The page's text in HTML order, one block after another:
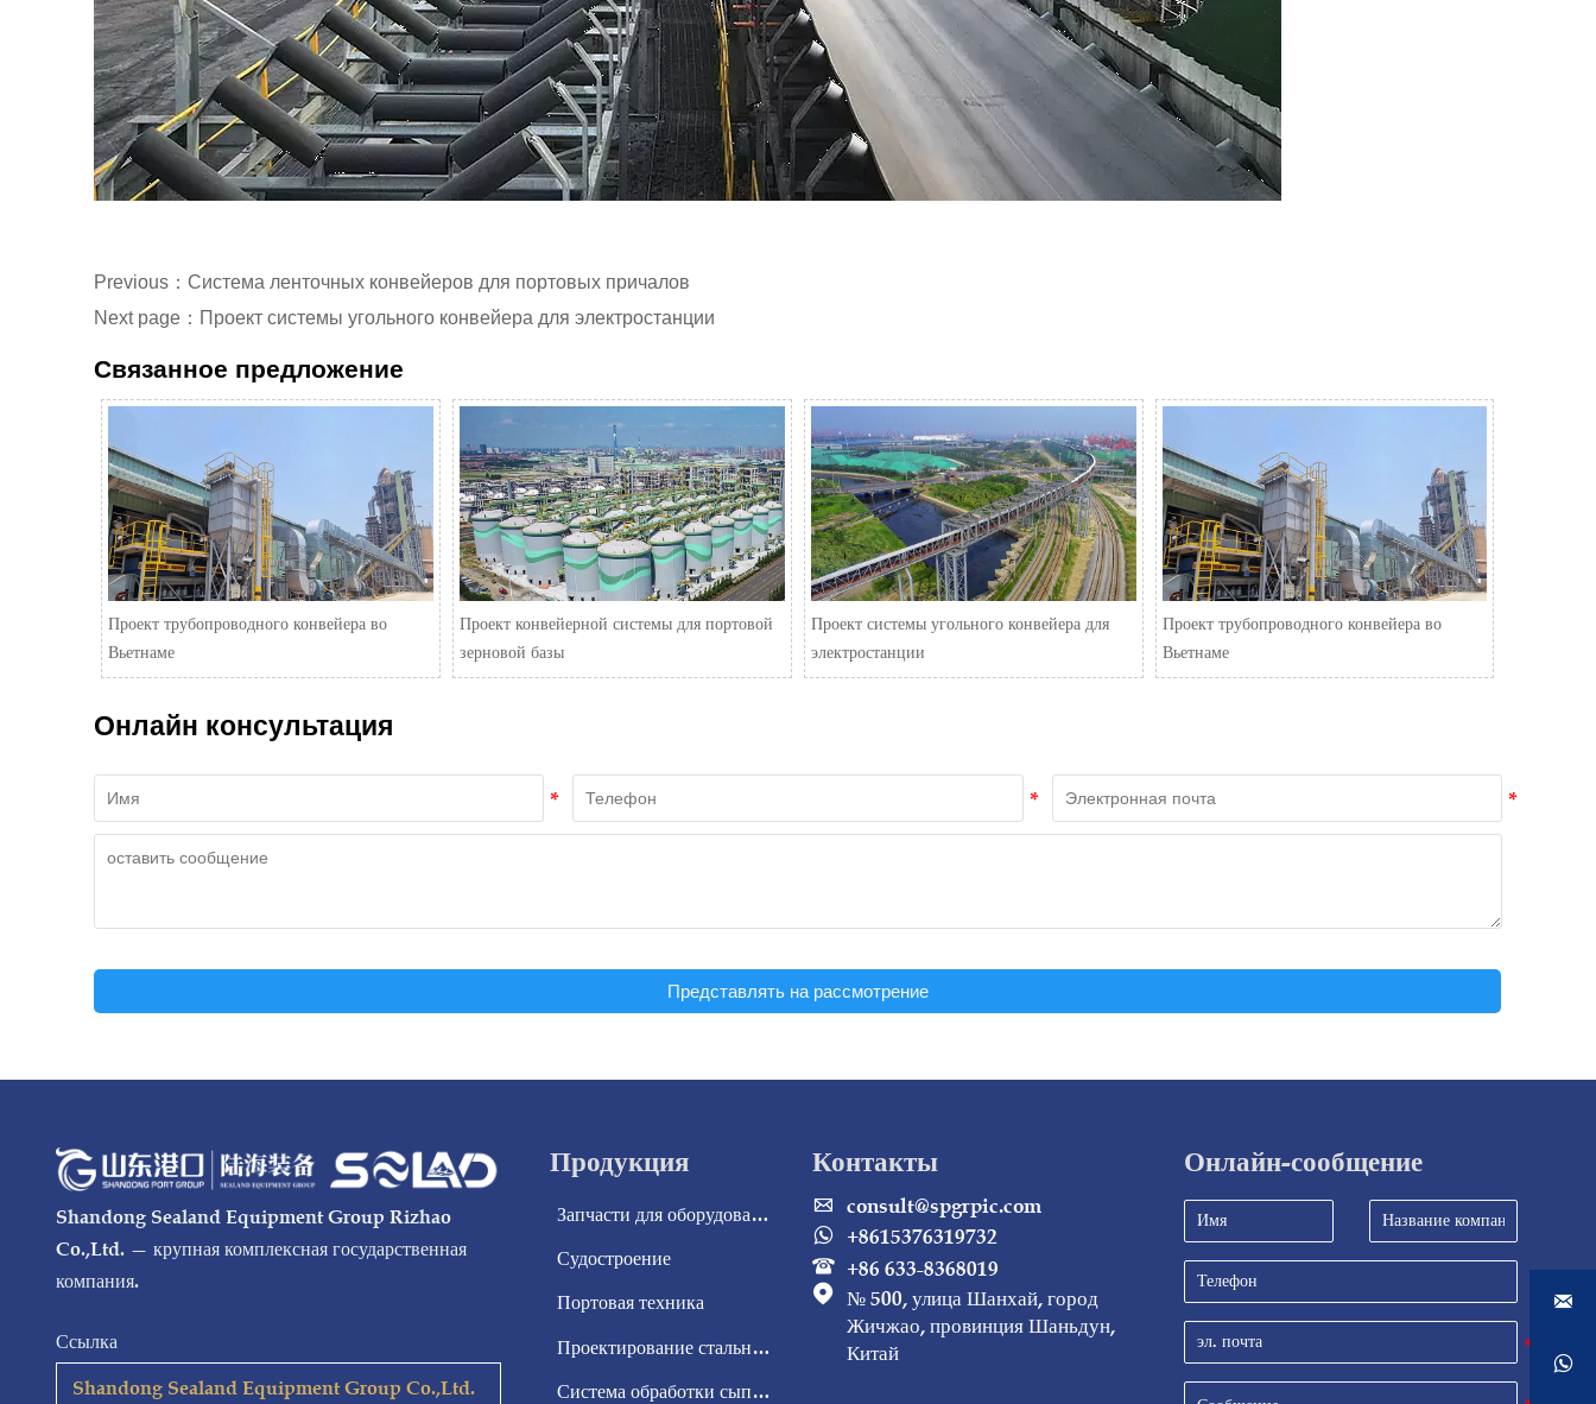
Previous：Система ленточных конвейеров для портовых причалов
Next page： Проект системы угольного конвейера для электростанции
Связанное предложение
Проект трубопроводного конвейера во
Вьетнаме
Проект конвейерной системы для портовой
зерновой базы
Проект системы угольного конвейера для
электростанции
Проект трубопроводного конвейера во
Вьетнаме
Онлайн консультация
Представлять на рассмотрение
Shandong Sealand Equipment Group Rizhao
Co.,Ltd. — крупная комплексная государственная
компания.
Ссылка
Shandong Sealand Equipment Group Co.,Ltd.
Продукция
Запчасти для оборудования
Судостроение
Портовая техника
Проектирование стальных конструкций
Система обработки сыпучих материалов
Контакты
 consult@spgrpic.com
 +8615376319732
 +86 633-8368019
 № 500, улица Шанхай, город
Жичжао, провинция Шаньдун,
Китай
Онлайн-сообщение

